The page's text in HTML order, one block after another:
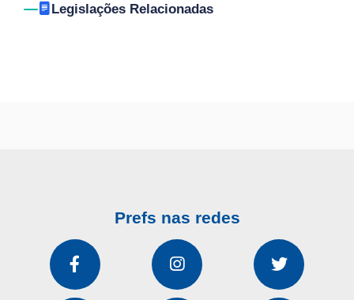
Legislações Relacionadas
Prefs nas redes